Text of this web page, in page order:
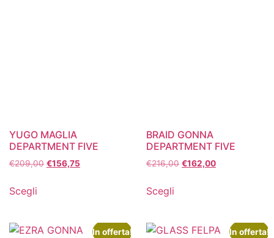
YUGO MAGLIA
DEPARTMENT FIVE
€209,00 €156,75
Scegli
BRAID GONNA
DEPARTMENT FIVE
€216,00 €162,00
Scegli
In offerta! In offerta!